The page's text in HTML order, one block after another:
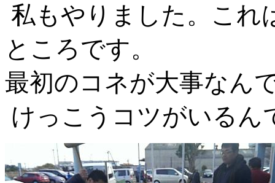
私もやりました。これ
ところです。
最初のコネが大事なん
けっこうコツがいるん